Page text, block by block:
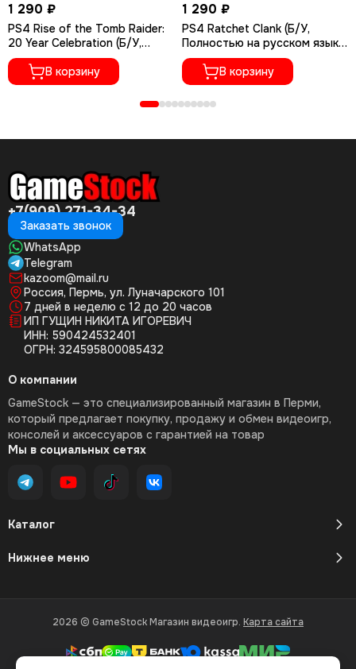
1 290 ₽
PS4 Rise of the Tomb Raider:
20 Year Celebration (Б/У,
Полностью на русском языке,
CUSA-05716)
В корзину
1 290 ₽
PS4 Ratchet Сlank (Б/У,
Полностью на русском языке,
CUSA-01073)
В корзину
+7(908) 271-34-34
Заказать звонок
WhatsApp
Telegram
kazoom@mail.ru
Россия, Пермь, ул. Луначарского 101
7 дней в неделю с 12 до 20 часов
ИП ГУЩИН НИКИТА ИГОРЕВИЧ
ИНН: 590424532401
ОГРН: 324595800085432
Каталог
Нижнее меню
О компании
GameStock — это специализированный магазин в Перми,
который предлагает покупку, продажу и обмен видеоигр,
консолей и аксессуаров с гарантией на товар
Мы в социальных сетях
2026 © GameStock Магазин видеоигр. Карта сайта